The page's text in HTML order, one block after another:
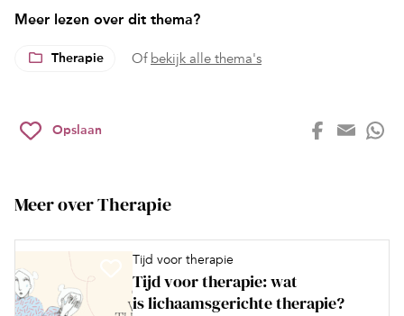
Meer lezen over dit thema?
Therapie Of bekijk alle thema's
Opslaan
Meer over Therapie
Tijd voor therapie
Tijd voor therapie: wat
is lichaamsgerichte therapie?